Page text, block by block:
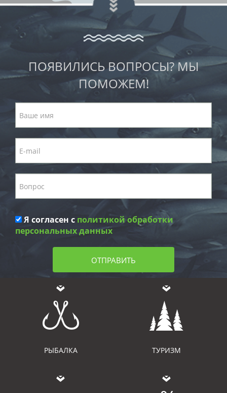
ПОЯВИЛИСЬ ВОПРОСЫ? МЫ
ПОМОЖЕМ!
Я согласен с политикой обработки
персональных данных
ОТПРАВИТЬ
РЫБАЛКА ТУРИЗМ